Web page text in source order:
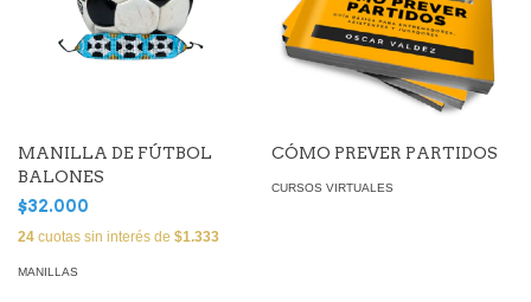
MANILLA DE FÚTBOL
BALONES
$32.000
24 cuotas sin interés de $1.333
MANILLAS
CÓMO PREVER PARTIDOS
CURSOS VIRTUALES